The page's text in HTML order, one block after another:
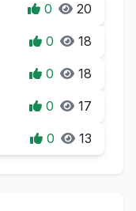
0 20
0 18
0 18
0 17
0 13